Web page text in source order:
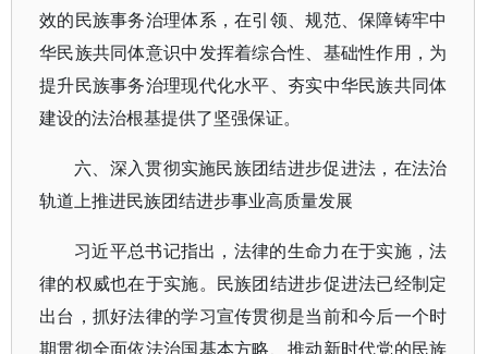
效的民族事务治理体系，在引领、规范、保障铸牢中
华民族共同体意识中发挥着综合性、基础性作用，为
提升民族事务治理现代化水平、夯实中华民族共同体
建设的法治根基提供了坚强保证。
六、深入贯彻实施民族团结进步促进法，在法治
轨道上推进民族团结进步事业高质量发展
习近平总书记指出，法律的生命力在于实施，法
律的权威也在于实施。民族团结进步促进法已经制定
出台，抓好法律的学习宣传贯彻是当前和今后一个时
期贯彻全面依法治国基本方略、推动新时代党的民族